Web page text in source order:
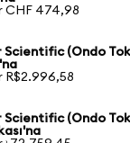
CHF 474,98
Scientific (Ondo
R$2.996,58
Scientific (Ondo